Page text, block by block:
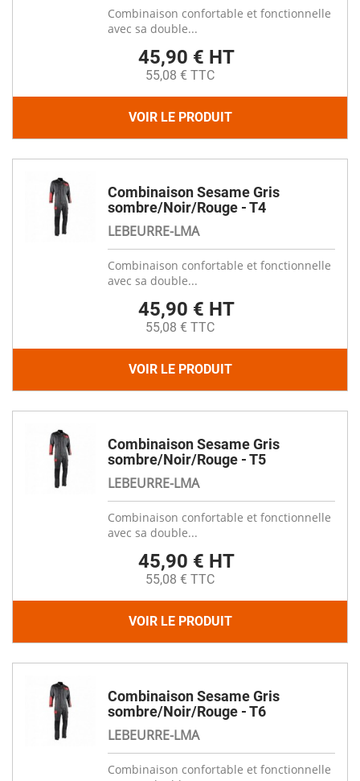
Combinaison confortable et fonctionnelle
avec sa double...
45,90 € HT
55,08 € TTC
VOIR LE PRODUIT
Combinaison Sesame Gris
sombre/Noir/Rouge - T4
LEBEURRE-LMA
Combinaison confortable et fonctionnelle
avec sa double...
45,90 € HT
55,08 € TTC
VOIR LE PRODUIT
Combinaison Sesame Gris
sombre/Noir/Rouge - T5
LEBEURRE-LMA
Combinaison confortable et fonctionnelle
avec sa double...
45,90 € HT
55,08 € TTC
VOIR LE PRODUIT
Combinaison Sesame Gris
sombre/Noir/Rouge - T6
LEBEURRE-LMA
Combinaison confortable et fonctionnelle